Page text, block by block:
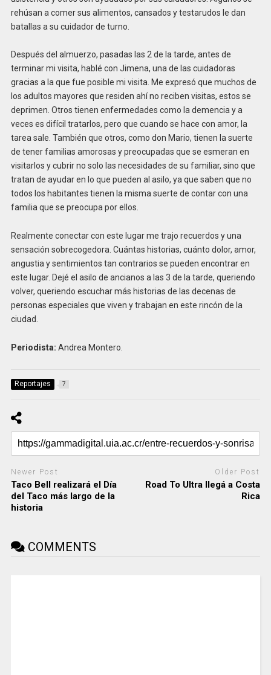
rehúsan a comer sus alimentos, cansados y testarudos le dan
batallas a su cuidador de turno.
Después del almuerzo, pasadas las 2 de la tarde, antes de
terminar mi visita, hablé con Jimena, una de las cuidadoras
gracias a la que fue posible mi visita. Me expresó que muchos de
los adultos mayores que residen ahí no reciben visitas, estos se
deprimen. Otros tienen enfermedades como la demencia y a
veces es difícil tratarlos, pero que cuando se hace con amor, la
tarea sale. También que otros, como don Mario, tienen la suerte
de tener familias amorosas y preocupadas que se esmeran en
visitarlos y cubrir no solo las necesidades de su familiar, sino que
tratan de ayudar en lo que pueden al asilo, ya que saben que no
todos los habitantes tienen la misma suerte de contar con una
familia que se preocupa por ellos.
Realmente conectar con este lugar me trajo recuerdos y una
sensación sobrecogedora. Cuántas historias, cuánto dolor, amor,
angustia y sentimientos tan contrarios se pueden encontrar en
este lugar. Dejé el asilo de ancianos a las 3 de la tarde, queriendo
volver, queriendo escuchar más historias de las decenas de
personas especiales que viven y trabajan en este rincón de la
ciudad.
Periodista: Andrea Montero.
Reportajes 7
Newer Post
Taco Bell realizará el Día
del Taco más largo de la
historia
Older Post
Road To Ultra llegá a Costa
Rica
COMMENTS